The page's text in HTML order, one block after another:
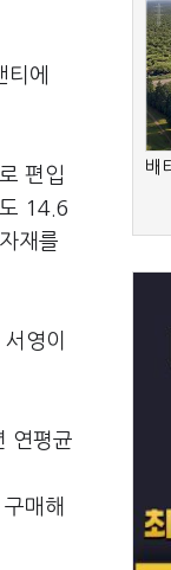
에
편입
14.6
재를
영이
연평균
매해
배